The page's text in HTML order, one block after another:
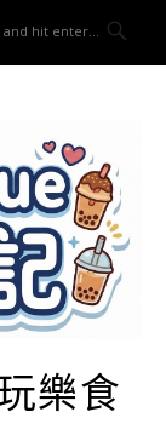
樂食